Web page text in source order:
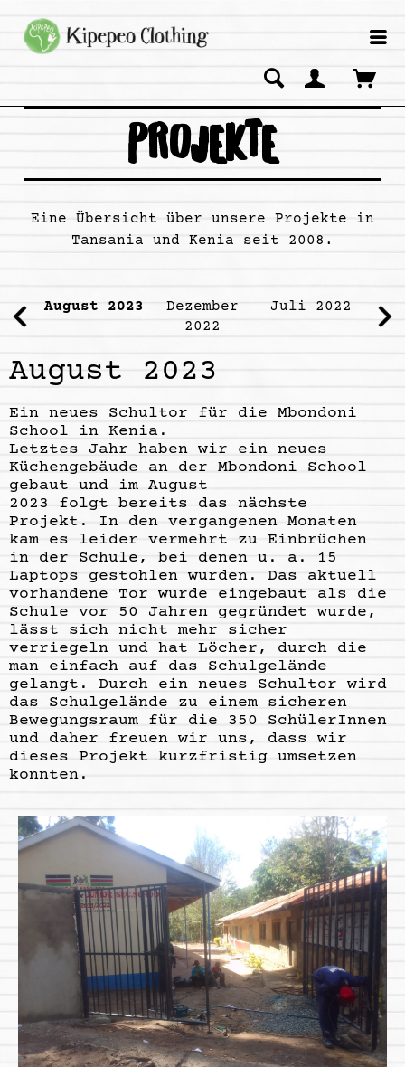
PROJEKTE
Eine Übersicht über unsere Projekte in
Tansania und Kenia seit 2008.
August 2023
Dezember
2022
Juli 2022
August 2023
Ein neues Schultor für die Mbondoni
School in Kenia.
Letztes Jahr haben wir ein neues
Küchengebäude an der Mbondoni School
gebaut und im August
2023 folgt bereits das nächste
Projekt. In den vergangenen Monaten
kam es leider vermehrt zu Einbrüchen
in der Schule, bei denen u. a. 15
Laptops gestohlen wurden. Das aktuell
vorhandene Tor wurde eingebaut als die
Schule vor 50 Jahren gegründet wurde,
lässt sich nicht mehr sicher
verriegeln und hat Löcher, durch die
man einfach auf das Schulgelände
gelangt. Durch ein neues Schultor wird
das Schulgelände zu einem sicheren
Bewegungsraum für die 350 SchülerInnen
und daher freuen wir uns, dass wir
dieses Projekt kurzfristig umsetzen
konnten.